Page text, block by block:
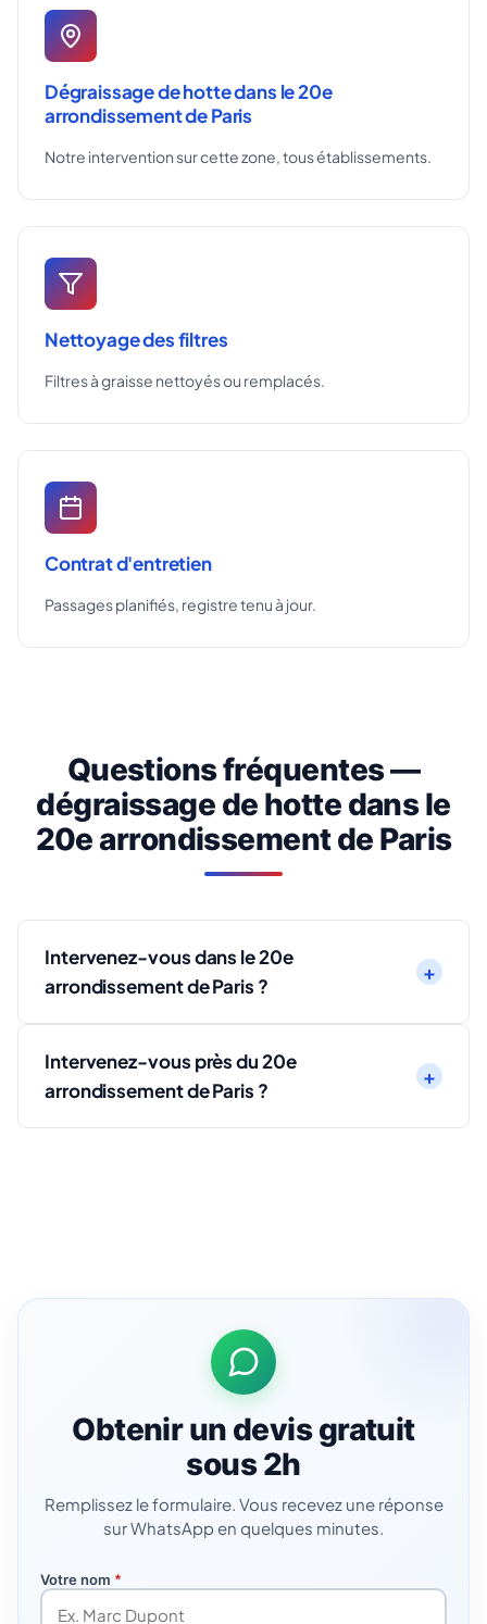
Dégraissage de hotte dans le 20e
arrondissement de Paris
Notre intervention sur cette zone, tous établissements.
Nettoyage des filtres
Filtres à graisse nettoyés ou remplacés.
Contrat d'entretien
Passages planifiés, registre tenu à jour.
Questions fréquentes —
dégraissage de hotte dans le
20e arrondissement de Paris
Intervenez-vous dans le 20e
arrondissement de Paris ?
Intervenez-vous près du 20e
arrondissement de Paris ?
Obtenir un devis gratuit
sous 2h
Remplissez le formulaire. Vous recevez une réponse
sur WhatsApp en quelques minutes.
Votre nom *